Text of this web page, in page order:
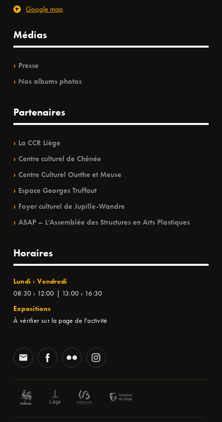
Google map
Médias
Presse
Nos albums photos
Partenaires
La CCR Liège
Centre culturel de Chênée
Centre Culturel Ourthe et Meuse
Espace Georges Truffaut
Foyer culturel de Jupille-Wandre
ASAP – L’Assemblée des Structures en Arts Plastiques
Horaires
Lundi › Vendredi
08:30 › 12:00 | 13:00 › 16:30
Expositions
À vérifier sur la page de l'activité